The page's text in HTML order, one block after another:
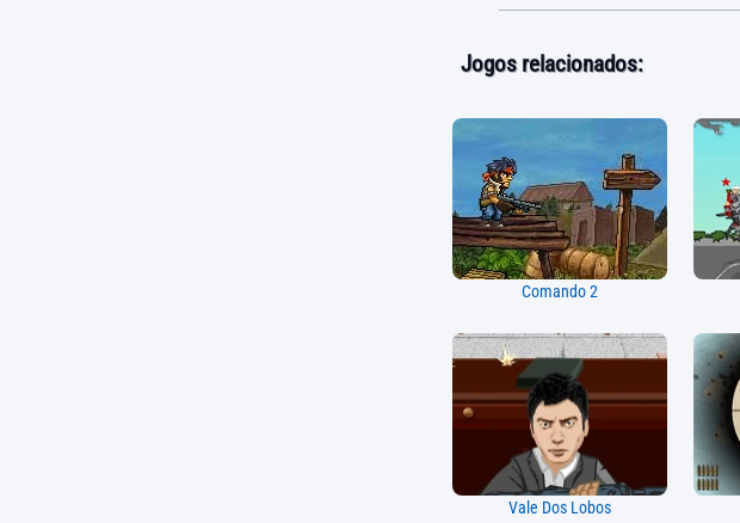
Jogos relacionados:
Comando 2
Vale Dos Lobos